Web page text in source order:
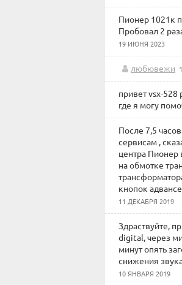
Пионер 1021к
Пробовал 2
19 ИЮНЯ 2023
любювежи
привет vsx-528
где я могу
После 7,5
сервисам ,
центра Пионер
на обмотке
кнопок
11 ДЕКАБРЯ 2019
Здраствуйте,
digital, через
минут опять
снижения
10 ЯНВАРЯ 2019